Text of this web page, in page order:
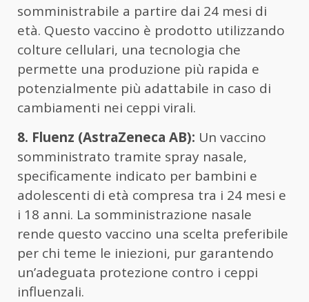
somministrabile a partire dai 24 mesi di
età. Questo vaccino è prodotto utilizzando
colture cellulari, una tecnologia che
permette una produzione più rapida e
potenzialmente più adattabile in caso di
cambiamenti nei ceppi virali.
8. Fluenz (AstraZeneca AB): Un vaccino
somministrato tramite spray nasale,
specificamente indicato per bambini e
adolescenti di età compresa tra i 24 mesi e
i 18 anni. La somministrazione nasale
rende questo vaccino una scelta preferibile
per chi teme le iniezioni, pur garantendo
un’adeguata protezione contro i ceppi
influenzali.